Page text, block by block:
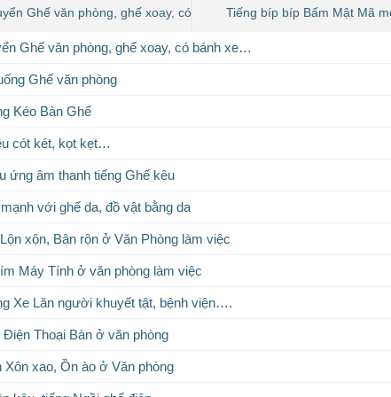
Ghế văn phòng, ghế xoay, có
Tiếng bíp bíp Bấm Mật Mã
Ghế văn phòng, ghế xoay, có bánh xe…
Ghế văn phòng
Kéo Bàn Ghế
cót két, kọt kẹt…
ứng âm thanh tiếng Ghế kêu
với ghế da, đồ vật bằng da
xộn, Bận rộn ở Văn Phòng làm việc
Máy Tính ở văn phòng làm việc
Xe Lăn người khuyết tật, bệnh viện….
Điện Thoại Bàn ở văn phòng
Xôn xao, Ồn ào ở Văn phòng